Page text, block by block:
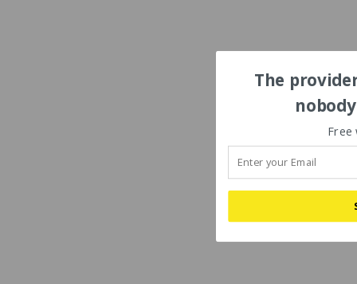
The
Free